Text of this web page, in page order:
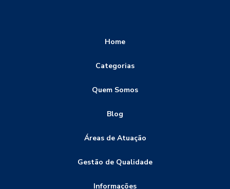
ensaio visual de soldagem
ensaios destrutivos e não destrutivos
ensaios não destrutivos
ensaios não destrutivos inspeção visual
ensaios não destrutivos termografia
Home
Categorias
Quem Somos
Blog
Áreas de Atuação
Gestão de Qualidade
Informações